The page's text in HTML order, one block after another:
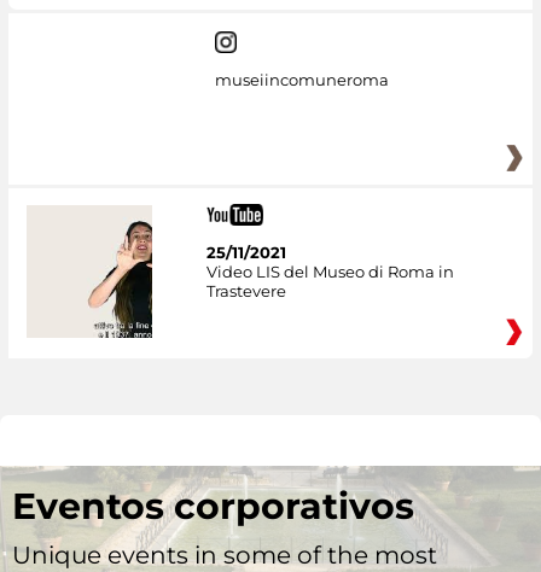
museiincomuneroma
25/11/2021
Video LIS del Museo di Roma in
Trastevere
Eventos corporativos
Unique events in some of the most